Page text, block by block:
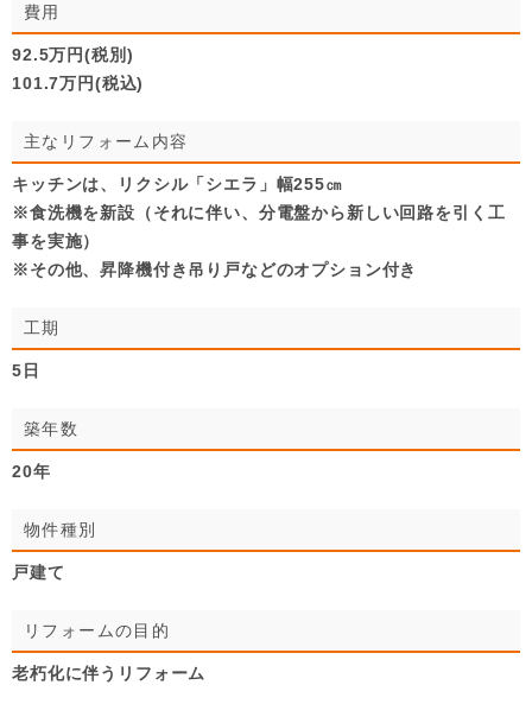
費用
92.5万円(税別)
101.7万円(税込)
主なリフォーム内容
キッチンは、リクシル「シエラ」幅255㎝
※食洗機を新設（それに伴い、分電盤から新しい回路を引く工
事を実施）
※その他、昇降機付き吊り戸などのオプション付き
工期
5日
築年数
20年
物件種別
戸建て
リフォームの目的
老朽化に伴うリフォーム